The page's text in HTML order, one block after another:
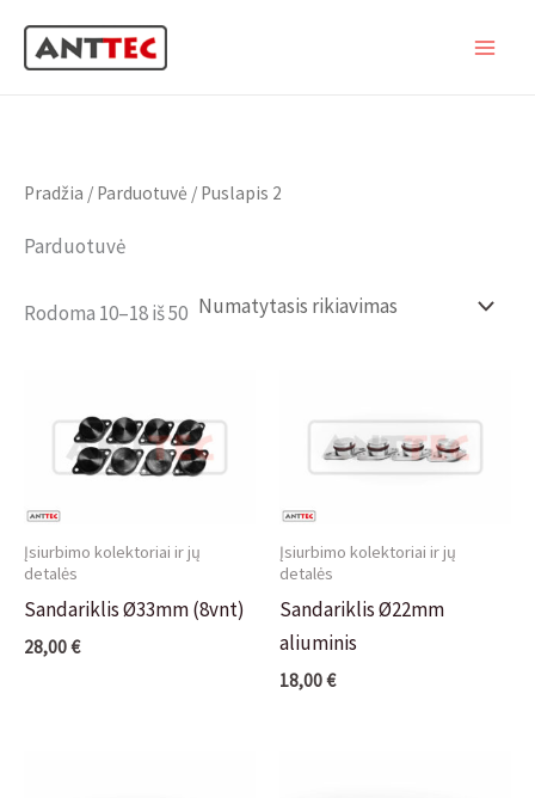
Pradžia / Parduotuvė / Puslapis 2
Parduotuvė
Rodoma 10–18 iš 50
Įsiurbimo kolektoriai ir jų
detalės
Sandariklis Ø33mm (8vnt)
28,00€
Įsiurbimo kolektoriai ir jų
detalės
Sandariklis Ø22mm
aliuminis
18,00€